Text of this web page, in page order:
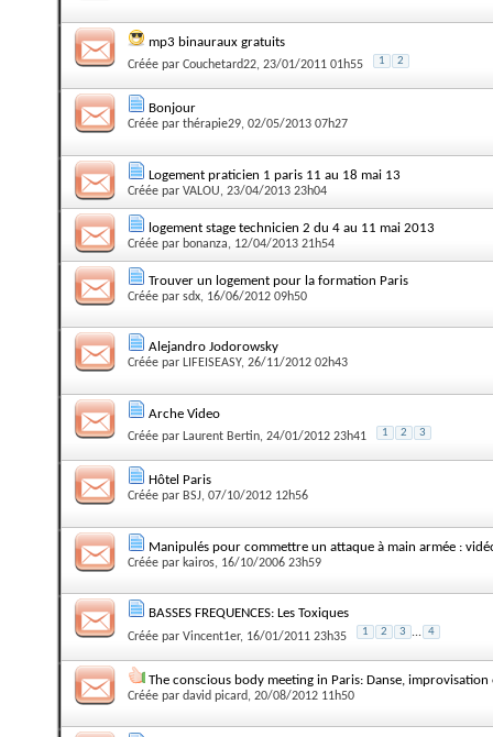
mp3 binauraux gratuits
Créée par Couchetard22, 23/01/2011 01h55 1 2
Bonjour
Créée par thérapie29, 02/05/2013 07h27
Logement praticien 1 paris 11 au 18 mai 13
Créée par VALOU, 23/04/2013 23h04
logement stage technicien 2 du 4 au 11 mai 2013
Créée par bonanza, 12/04/2013 21h54
Trouver un logement pour la formation Paris
Créée par sdx, 16/06/2012 09h50
Alejandro Jodorowsky
Créée par LIFEISEASY, 26/11/2012 02h43
Arche Video
Créée par Laurent Bertin, 24/01/2012 23h41 1 2 3
Hôtel Paris
Créée par BSJ, 07/10/2012 12h56
Manipulés pour commettre un attaque à main armée :
Créée par kairos, 16/10/2006 23h59
BASSES FREQUENCES: Les Toxiques
Créée par Vincent1er, 16/01/2011 23h35 1 2 3 ... 4
The conscious body meeting in Paris: Danse, improvisation
Créée par david picard, 20/08/2012 11h50